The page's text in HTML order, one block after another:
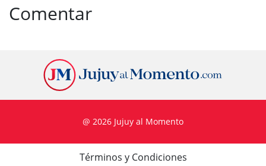
Comentar
@ 2026 Jujuy al Momento
Términos y Condiciones